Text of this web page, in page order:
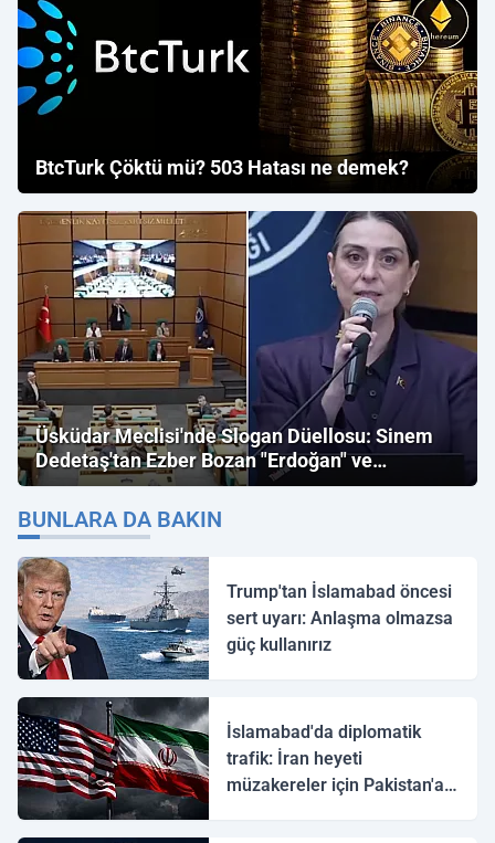
BtcTurk Çöktü mü? 503 Hatası ne demek?
Üsküdar Meclisi'nde Slogan Düellosu: Sinem
Dedetaş'tan Ezber Bozan "Erdoğan" ve
"İmamoğlu" Çıkışı!
BUNLARA DA BAKIN
Trump'tan İslamabad öncesi
sert uyarı: Anlaşma olmazsa
güç kullanırız
İslamabad'da diplomatik
trafik: İran heyeti
müzakereler için Pakistan'a